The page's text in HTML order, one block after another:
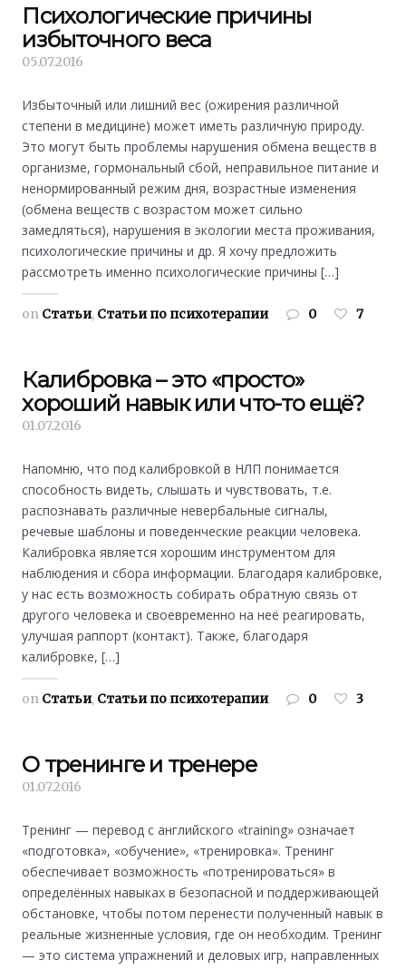
Психологические причины
избыточного веса
05.07.2016
Избыточный или лишний вес (ожирения различной
степени в медицине) может иметь различную природу.
Это могут быть проблемы нарушения обмена веществ в
организме, гормональный сбой, неправильное питание и
ненормированный режим дня, возрастные изменения
(обмена веществ с возрастом может сильно
замедляться), нарушения в экологии места проживания,
психологические причины и др. Я хочу предложить
рассмотреть именно психологические причины […]
on Статьи, Статьи по психотерапии 0 7
Калибровка – это «просто»
хороший навык или что-то ещё?
01.07.2016
Напомню, что под калибровкой в НЛП понимается
способность видеть, слышать и чувствовать, т.е.
распознавать различные невербальные сигналы,
речевые шаблоны и поведенческие реакции человека.
Калибровка является хорошим инструментом для
наблюдения и сбора информации. Благодаря калибровке,
у нас есть возможность собирать обратную связь от
другого человека и своевременно на неё реагировать,
улучшая раппорт (контакт). Также, благодаря
калибровке, […]
on Статьи, Статьи по психотерапии 0 3
О тренинге и тренере
01.07.2016
Тренинг — перевод с английского «training» означает
«подготовка», «обучение», «тренировка». Тренинг
обеспечивает возможность «потренироваться» в
определённых навыках в безопасной и поддерживающей
обстановке, чтобы потом перенести полученный навык в
реальные жизненные условия, где он необходим. Тренинг
— это система упражнений и деловых игр, направленных